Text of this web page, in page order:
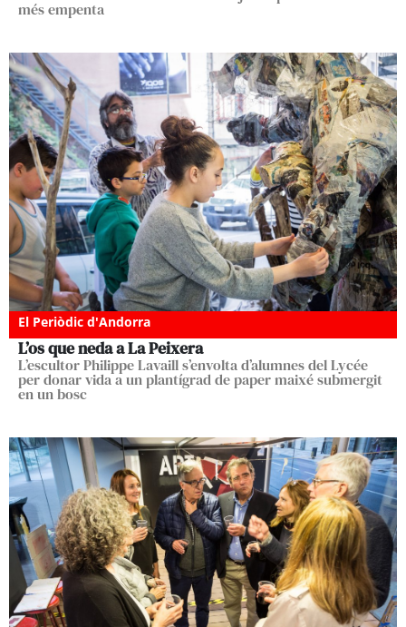
més empenta
El Periòdic d'Andorra
L’os que neda a La Peixera
L’escultor Philippe Lavaill s’envolta d’alumnes del Lycée
per donar vida a un plantígrad de paper maixé submergit
en un bosc